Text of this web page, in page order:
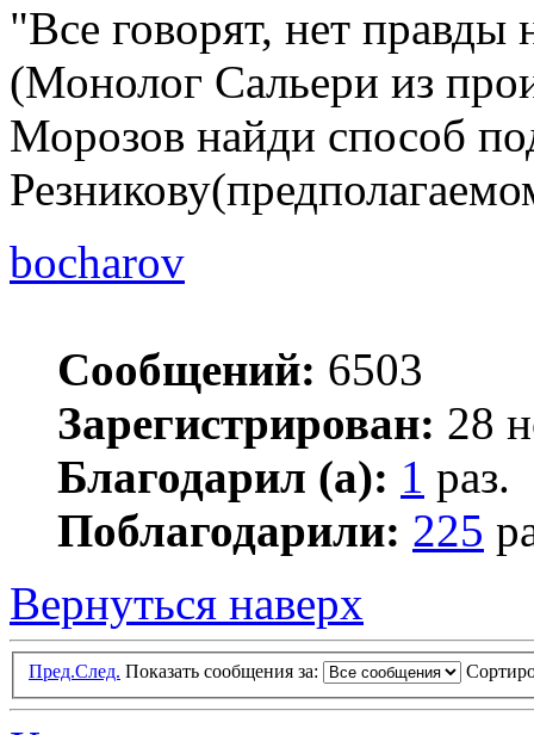
"Все говорят, нет
(Монолог Сальери из
Морозов найди способ
bocharov
Сообщений: 6503
Зарегистрирован: 28
Благодарил (а): 1 раз.
Поблагодарили: 225
Вернуться наверх
Пред.След. Показать сообщения за: